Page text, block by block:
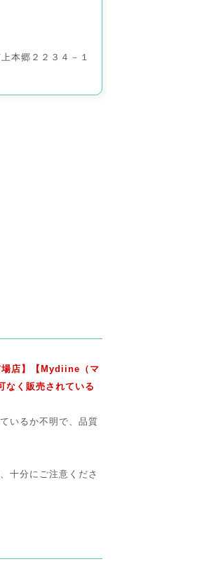
本郷２２３４－１
場店】【Mydiine（マ
く販売されている
いるか不明で、品質
十分にご注意くださ